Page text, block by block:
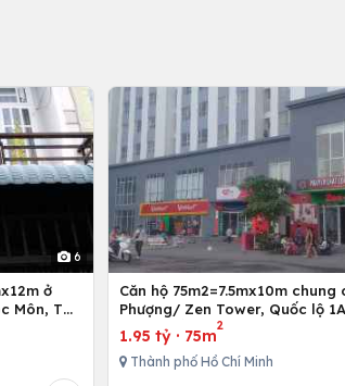
6
Môn, Tp.
Căn hộ 75m2=7.5mx10m chung
Phượng/ Zen Tower, Quốc lộ
12,Tp. Hồ Chí Minh, Việt Nam
1.95 tỷ· 75m
2
Thành phố Hồ Chí Minh